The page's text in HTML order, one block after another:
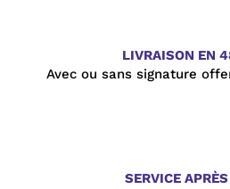
LIVRAISON EN
Avec ou sans signature
SERVICE APR